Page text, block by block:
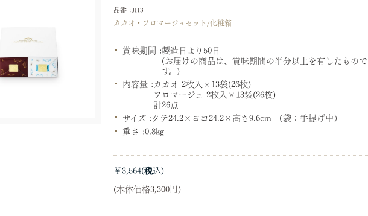
カカオ・フロマージュセット/化粧箱
品番 :JH3
賞味期間 :製造日より50日
(お届けの商品は、賞味期間の半分以上を有したもので
す。)
内容量 :カカオ 2枚入×13袋(26枚)
フロマージュ 2枚入×13袋(26枚)
計26点
サイズ :タテ24.2×ヨコ24.2×高さ9.6cm （袋：手提げ中）
重さ :0.8kg
￥3,564
(本体価格3,300円)